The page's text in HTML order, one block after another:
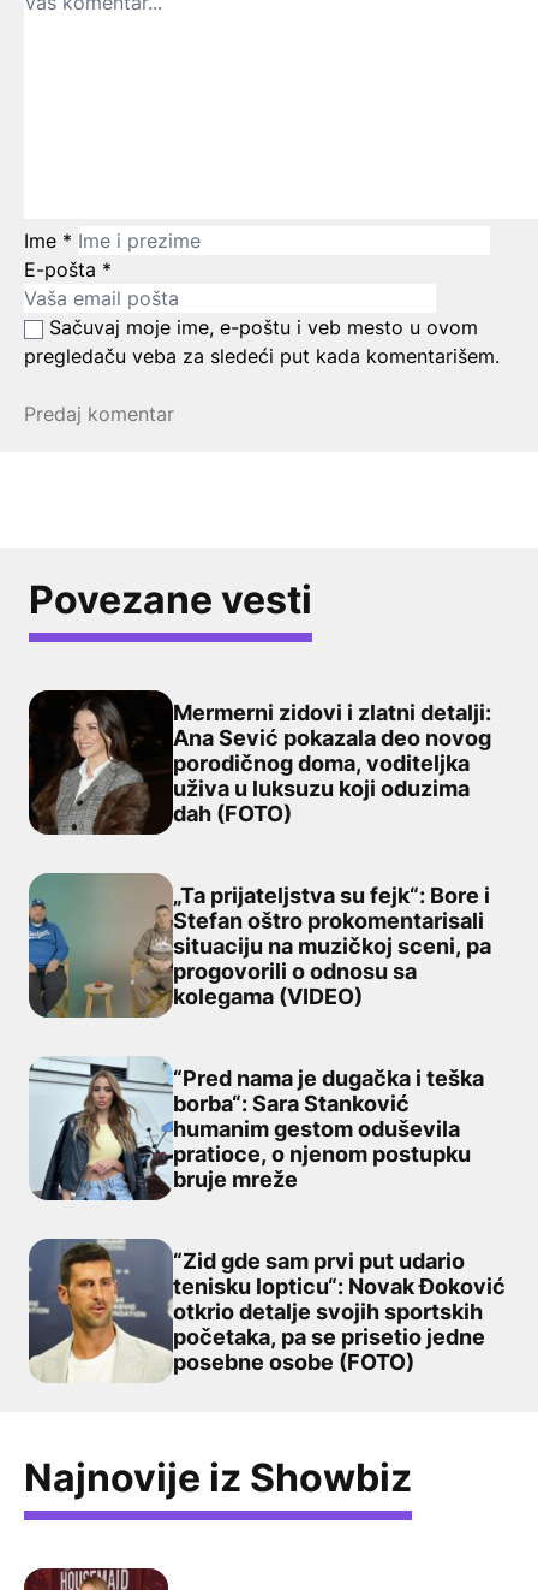
Ime *
E-pošta *
Sačuvaj moje ime, e-poštu i veb mesto u ovom
pregledaču veba za sledeći put kada komentarišem.
Povezane vesti
Mermerni zidovi i zlatni detalji: Ana Sević pokazala
Mermerni zidovi i zlatni detalji:
Ana Sević pokazala deo novog
porodičnog doma, voditeljka
uživa u luksuzu koji oduzima
dah (FOTO)
„Ta prijateljstva su fejk“: Bore i Stefan oštro
„Ta prijateljstva su fejk“: Bore i
Stefan oštro prokomentarisali
situaciju na muzičkoj sceni, pa
progovorili o odnosu sa
kolegama (VIDEO)
“Pred nama je dugačka i teška borba“: Sara
“Pred nama je dugačka i teška
borba“: Sara Stanković
humanim gestom oduševila
pratioce, o njenom postupku
bruje mreže
“Zid gde sam prvi put udario tenisku lopticu“: Novak
“Zid gde sam prvi put udario
tenisku lopticu“: Novak Đoković
otkrio detalje svojih sportskih
početaka, pa se prisetio jedne
posebne osobe (FOTO)
Najnovije iz Showbiz